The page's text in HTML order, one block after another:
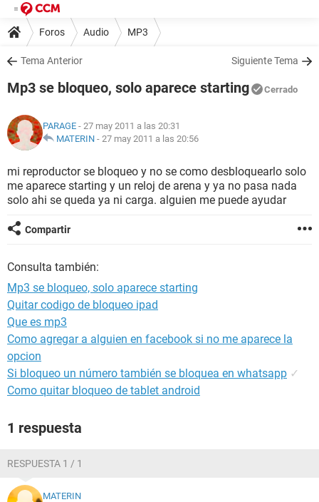
Foros Audio MP3
Tema Anterior Siguiente Tema
Mp3 se bloqueo, solo aparece starting Cerrado
PARAGE - 27 may 2011 a las 20:31
MATERIN - 27 may 2011 a las 20:56
mi reproductor se bloqueo y no se como desbloquearlo solo
me aparece starting y un reloj de arena y ya no pasa nada
solo ahi se queda ya ni carga. alguien me puede ayudar
Compartir
Consulta también:
Mp3 se bloqueo, solo aparece starting
Quitar codigo de bloqueo ipad
Que es mp3
Como agregar a alguien en facebook si no me aparece la
opcion
Si bloqueo un número también se bloquea en whatsapp ✓
Como quitar bloqueo de tablet android
1 respuesta
RESPUESTA 1 / 1
MATERIN